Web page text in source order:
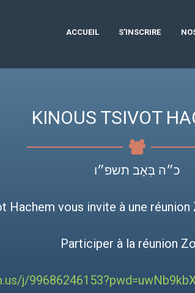
ACCUEIL S’INSCRIRE
KINOUS TSIVOT
כ״ה בְּאָב תשפ״ו
Hachem vous invite à une
Participer à la réunion
j/